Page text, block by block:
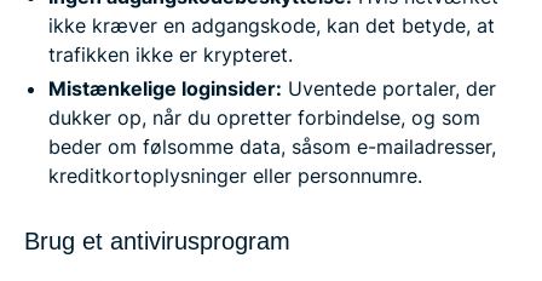
ikke kræver en adgangskode, kan det betyde, at
trafikken ikke er krypteret.
Mistænkelige loginsider: Uventede portaler, der
dukker op, når du opretter forbindelse, og som
beder om følsomme data, såsom e-mailadresser,
kreditkortoplysninger eller personnumre.
Brug et antivirusprogram